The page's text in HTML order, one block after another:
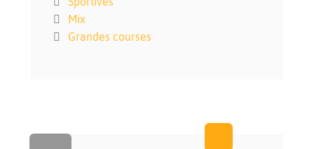
Mix
Grandes courses